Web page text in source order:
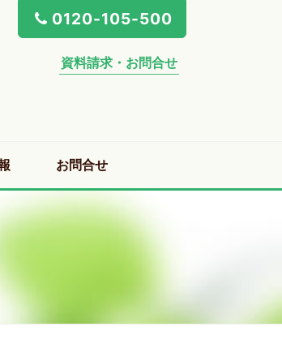
0120-105-500
資料請求・お問合せ
お問合せ